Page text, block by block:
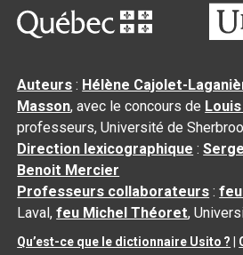
Auteurs : Hélène Cajolet-
Masson, avec le concours de
professeurs, Université de
Direction lexicographique :
Benoit Mercier
Professeurs collaborateurs :
Laval,feu Michel Théoret,
Qu’est-ce que le dictionnaire Usito ?